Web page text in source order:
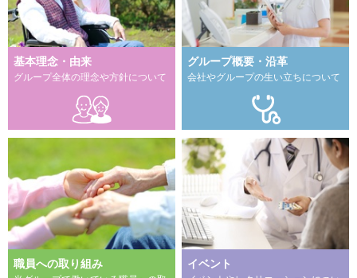
基本理念・由来
グループ全体の理念や方針について
グループ概要・沿革
会社やグループの生い立ちについて
職員への取り組み イベント